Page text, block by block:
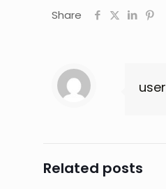
Share
user
Related posts